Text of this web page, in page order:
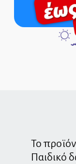
Το
Παιδικό